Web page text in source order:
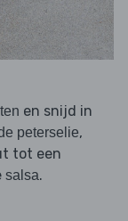
en snijd in
peterselie,
tot een
salsa.